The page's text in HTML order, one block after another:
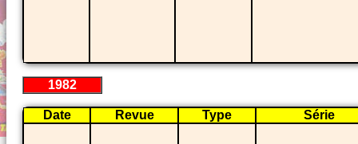
1982
Date Revue Type Série